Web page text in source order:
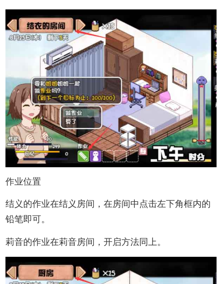
作业位置
结义的作业在结义房间，在房间中点击左下角框内的
铅笔即可。
莉音的作业在莉音房间，开启方法同上。